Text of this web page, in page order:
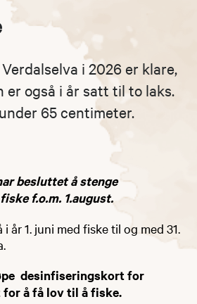
i 2026 er klare,
er også i år satt til to laks.
65 centimeter.
besluttet å stenge
f.o.m. 1.august.
år 1. juni med fiske til og med 31​.
desinfiseringskort for
å få lov til å fiske.